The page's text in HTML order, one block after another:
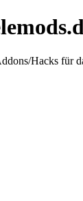
Hacks für